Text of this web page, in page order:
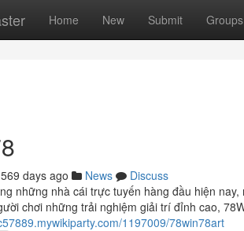
Home New Submit Groups
569 days ago News
Discuss
những nhà cái trực tuyến hàng đầu hiện
chơi những trải nghiệm giải trí đỉnh cao,
1197009/78win78art